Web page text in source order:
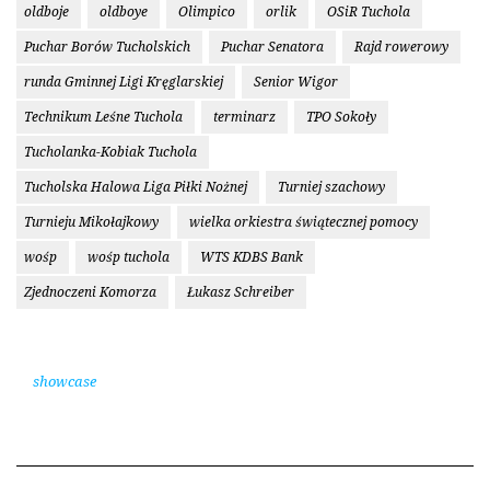
oldboje
oldboye Olimpico orlik
OSiR Tuchola
Puchar Borów Tucholskich
Puchar Senatora
Rajd rowerowy
runda Gminnej Ligi Kręglarskiej
Senior Wigor
Technikum Leśne Tuchola
terminarz
TPO Sokoły
Tucholanka-Kobiak Tuchola
Tucholska Halowa Liga Piłki Nożnej
Turniej szachowy
Turnieju Mikołajkowy
wielka orkiestra świątecznej pomocy
wośp
wośp tuchola
WTS KDBS Bank
Zjednoczeni Komorza
Łukasz Schreiber
showcase